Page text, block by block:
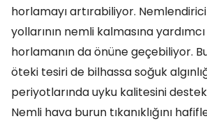
horlamayı artırabiliyor. Nemlendirici
yollarının nemli kalmasına
horlamanın da önüne geçebiliyor.
öteki tesiri de bilhassa soğuk
periyotlarında uyku kalitesini
Nemli hava burun tıkanıklığını